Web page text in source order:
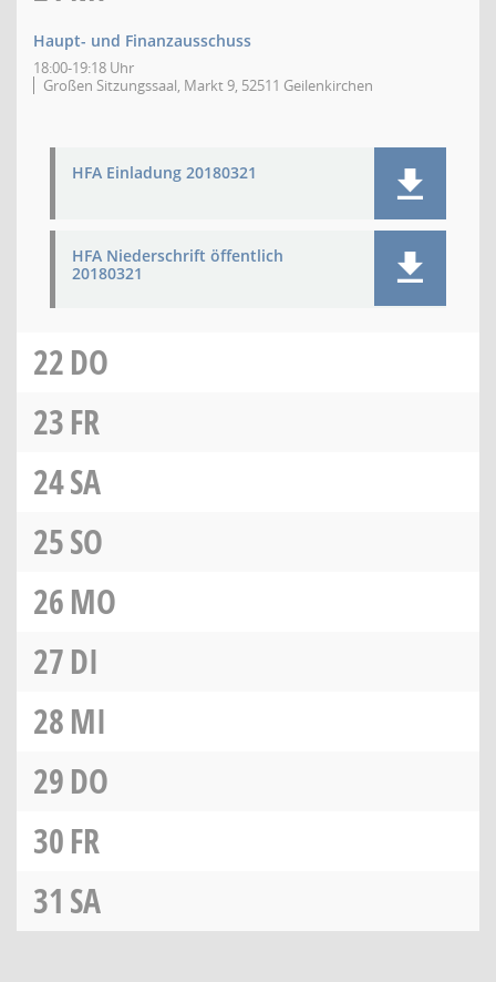
Haupt- und Finanzausschuss
18:00-19:18 Uhr
Großen Sitzungssaal, Markt 9, 52511 Geilenkirchen
HFA Einladung 20180321
HFA Niederschrift öffentlich
20180321
22DO
23FR
24SA
25SO
26MO
27DI
28MI
29DO
30FR
31 SA